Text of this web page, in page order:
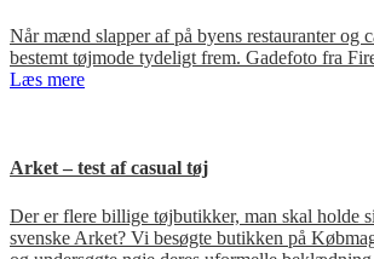
Når mænd slapper af på byens restauranter og
bestemt tøjmode tydeligt frem. Gadefoto fra
Læs mere
Arket – test af casual tøj
Der er flere billige tøjbutikker, man skal holde
svenske Arket? Vi besøgte butikken på